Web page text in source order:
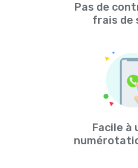
Pas de
frais de
Facile à